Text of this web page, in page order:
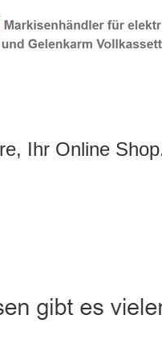
Ihr Online